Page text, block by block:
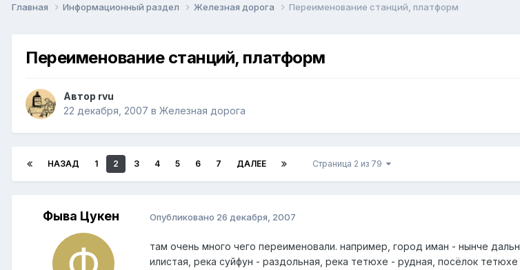
Главная Информационный раздел Железная дорога Переименование станций, платформ
Переименование станций, платформ
Автор rvu
22 декабря, 2007 в Железная дорога
НАЗАД 1 2 3 4 5 6 7 ДАЛЕЕ Страница 2 из 79
Фыва Цукен Опубликовано 26 декабря, 2007
там очень много чего переименовали. например, город иман - нынче
илистая, река суйфун - раздольная, река тетюхе - рудная, посёлок